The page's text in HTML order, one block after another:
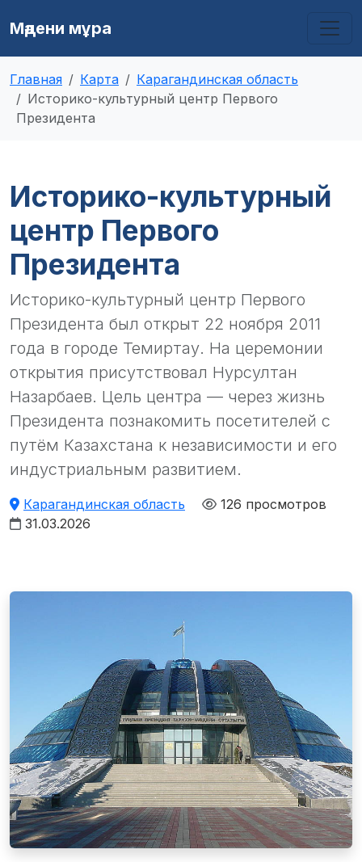
Мәдени мұра
Главная Карта
Карагандинская область
Историко-культурный центр Первого
Президента
Историко-культурный
центр Первого
Президента
Историко-культурный центр Первого
Президента был открыт 22 ноября 2011
года в городе Темиртау. На церемонии
открытия присутствовал Нурсултан
Назарбаев. Цель центра — через жизнь
Президента познакомить посетителей с
путём Казахстана к независимости и его
индустриальным развитием.
Карагандинская область
126 просмотров
31.03.2026